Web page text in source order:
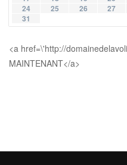
24
25 26 27
31
<a href=\'http://
MAINTENANT</a>